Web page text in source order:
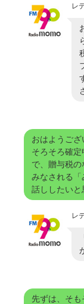
レ
おはようござ
そろそろ確定
で、贈与税の
みなされる「
話ししたいと
レ
先ずは、そ